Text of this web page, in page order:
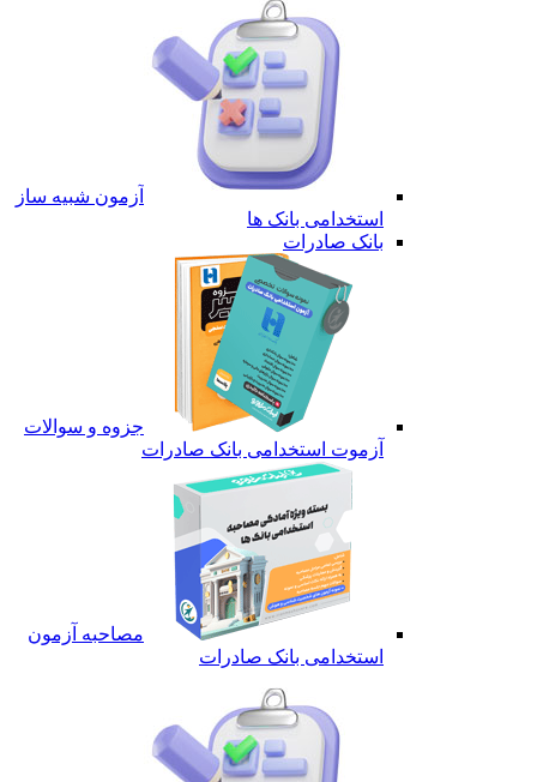
آزمون شبیه ساز
استخدامی بانک ها
بانک صادرات
جزوه و سوالات
آزموت استخدامی بانک صادرات
مصاحبه آزمون
استخدامی بانک صادرات